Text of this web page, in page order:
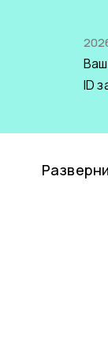
Ваш
ID